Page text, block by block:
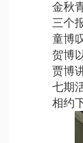
金秋
三个
童博
贺博
贾博
七期
相约